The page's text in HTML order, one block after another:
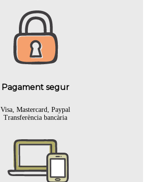
Pagament segur
Visa, Mastercard, Paypal
Transferència bancària